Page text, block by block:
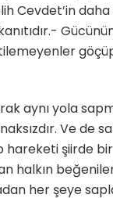
Cevdet’in
aynı yola
Ve de
hareketi şiirde
halkın
her şeye